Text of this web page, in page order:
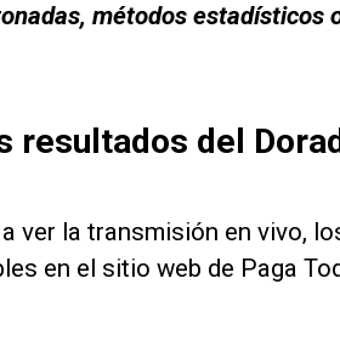
métodos estadísticos
resultados del
ver la transmisión en vivo,
en el sitio web de Paga